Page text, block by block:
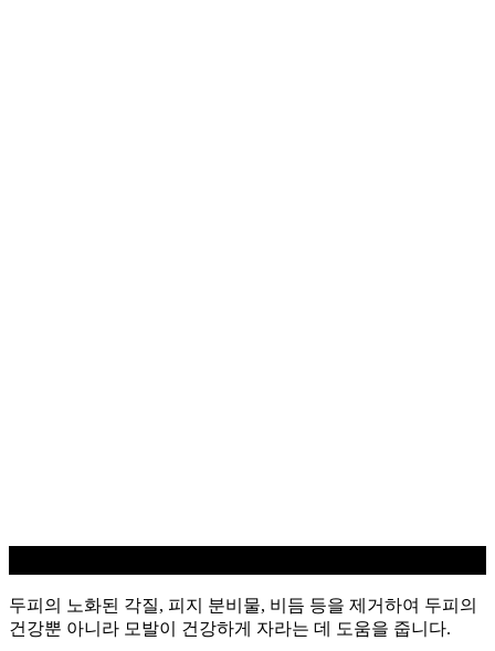
두피의 노화된 각질, 피지 분비물, 비듬 등을 제거하여 두피의
건강뿐 아니라 모발이 건강하게 자라는 데 도움을 줍니다.